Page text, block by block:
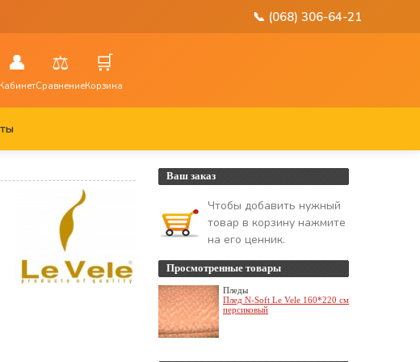
📞 (068) 306-64-21
👤
Кабинет
⚖️
Сравнение
🛒
Корзина
Ваш заказ
Чтобы добавить нужный
товар в корзину нажмите
на его ценник.
Просмотренные товары
Пледы
Плед N-Soft Le Vele 160*220 см
персиковый